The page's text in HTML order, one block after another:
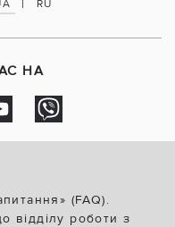
| RU
НА
(FAQ).
відділу роботи з